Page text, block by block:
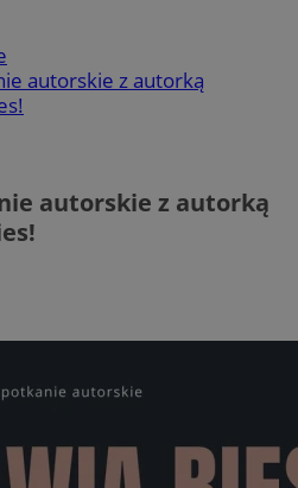
autorskie z autorką
autorskie z autorką